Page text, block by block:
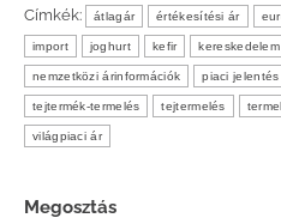
Címkék: átlagár értékesítési ár
import joghurt kefir kereskedelem
nemzetközi árinformációk piaci jelentés
tejtermék-termelés tejtermelés
világpiaci ár
Megosztás